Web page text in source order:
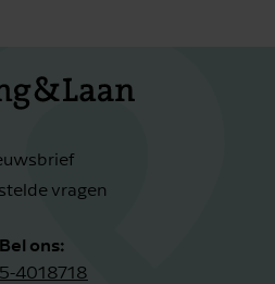
vragen
Bel ons:
4018718